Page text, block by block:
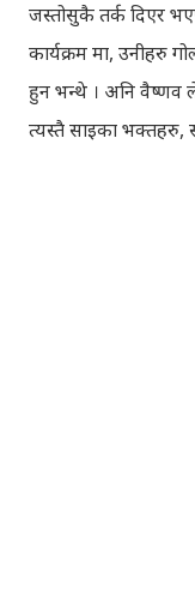
जस्तोसुकै तर्क दिएर
कार्यक्रम मा, उनीहरु
हुन भन्थे । अनि वैष्णव ले
त्यस्तै साइका भक्तहरु,